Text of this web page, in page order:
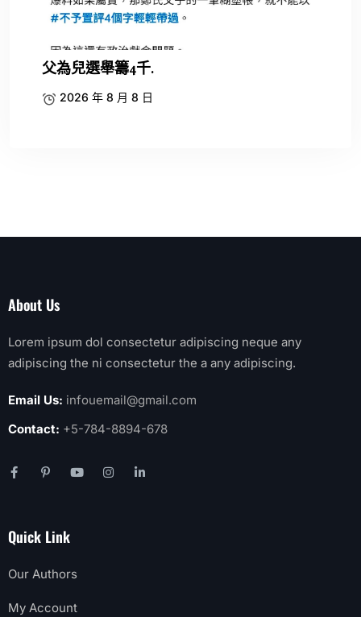
父為兒選舉籌4千.
2026 年 8 月 8 日
About Us
Lorem ipsum dol consectetur adipiscing neque any
adipiscing the ni consectetur the a any adipiscing.
Email Us: infouemail@gmail.com
Contact: +5-784-8894-678
Quick Link
Our Authors
My Account